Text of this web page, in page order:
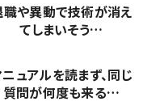
職や異動で技術が消え
てしまいそう…
ュアルを読まず、同じ
質問が何度も来る…